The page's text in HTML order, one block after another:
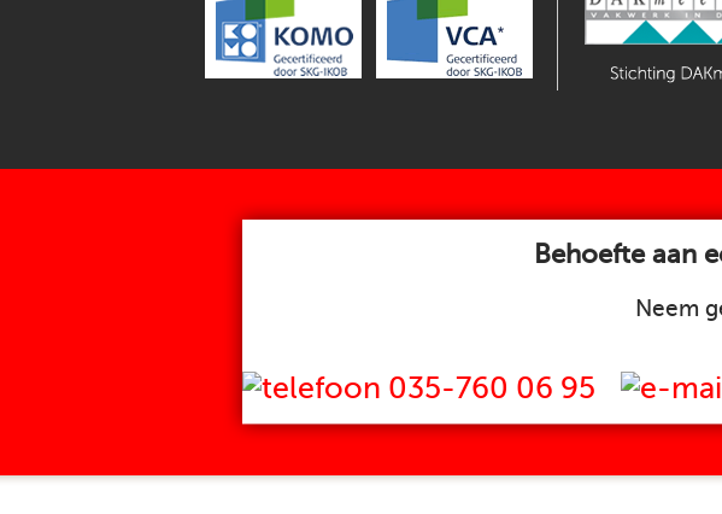
Behoefte aan
Neem
035-760 06 95